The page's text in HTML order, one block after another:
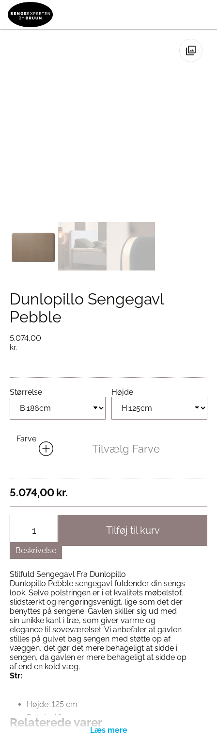
Til Sengen →
Sengegavl Pebble
🔍
Dunlopillo Sengegavl
Pebble
5.074,00
kr.
Størrelse Højde
Farve
Tilvælg Farve
5.074,00kr.
Tilføj til kurv
Beskrivelse
Stilfuld Sengegavl Fra Dunlopillo
Dunlopillo Pebble sengegavl fuldender din sengs
look. Selve polstringen er i et kvalitets møbelstof,
slidstærkt og rengøringsvenligt, lige som det der
benyttes på sengene. Gavlen skiller sig ud med
sin unikke kant i træ, som giver varme og
elegance til soveværelset. Vi anbefaler at gavlen
stilles på gulvet bag sengen med støtte op af
væggen, det gør det mere behageligt at sidde i
sengen, da gavlen er mere behageligt at sidde op
af end en kold væg.
Str:
Højde: 125 cm
Dybde: 10 cm
Bredde: 146, 166, 186 og 206 cm
Relaterede varer